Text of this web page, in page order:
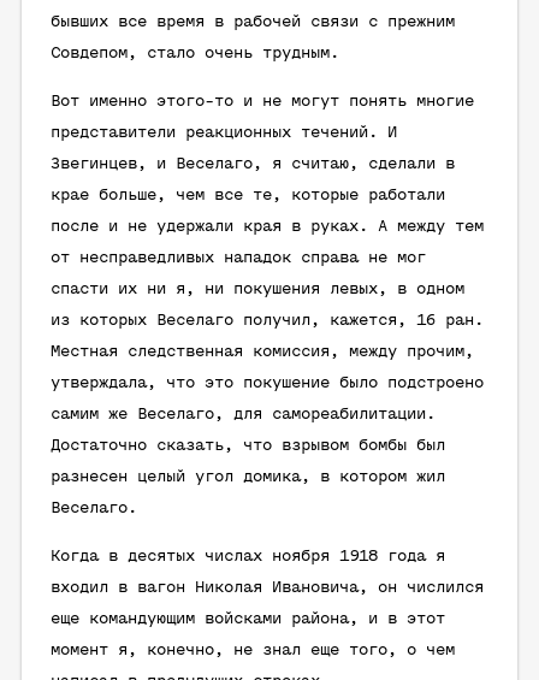
бывших все время в рабочей связи с прежним
Совдепом, стало очень трудным.
Вот именно этого-то и не могут понять многие
представители реакционных течений. И
Звегинцев, и Веселаго, я считаю, сделали в
крае больше, чем все те, которые работали
после и не удержали края в руках. А между тем
от несправедливых нападок справа не мог
спасти их ни я, ни покушения левых, в одном
из которых Веселаго получил, кажется, 16 ран.
Местная следственная комиссия, между прочим,
утверждала, что это покушение было подстроено
самим же Веселаго, для самореабилитации.
Достаточно сказать, что взрывом бомбы был
разнесен целый угол домика, в котором жил
Веселаго.
Когда в десятых числах ноября 1918 года я
входил в вагон Николая Ивановича, он числился
еще командующим войсками района, и в этот
момент я, конечно, не знал еще того, о чем